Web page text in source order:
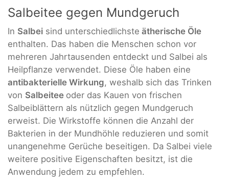
Salbeitee gegen Mundgeruch
In Salbei sind unterschiedlichste ätherische Öle
enthalten. Das haben die Menschen schon vor
mehreren Jahrtausenden entdeckt und Salbei als
Heilpflanze verwendet. Diese Öle haben eine
antibakterielle Wirkung, weshalb sich das Trinken
von Salbeitee oder das Kauen von frischen
Salbeiblättern als nützlich gegen Mundgeruch
erweist. Die Wirkstoffe können die Anzahl der
Bakterien in der Mundhöhle reduzieren und somit
unangenehme Gerüche beseitigen. Da Salbei viele
weitere positive Eigenschaften besitzt, ist die
Anwendung jedem zu empfehlen.